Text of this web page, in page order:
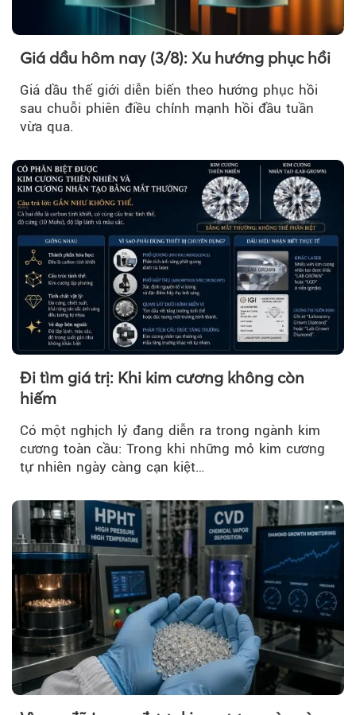
Giá dầu hôm nay (3/8): Xu hướng phục hồi
Giá dầu thế giới diễn biến theo hướng phục hồi
sau chuỗi phiên điều chỉnh mạnh hồi đầu tuần
vừa qua.
Đi tìm giá trị: Khi kim cương không còn
hiếm
Có một nghịch lý đang diễn ra trong ngành kim
cương toàn cầu: Trong khi những mỏ kim cương
tự nhiên ngày càng cạn kiệt…